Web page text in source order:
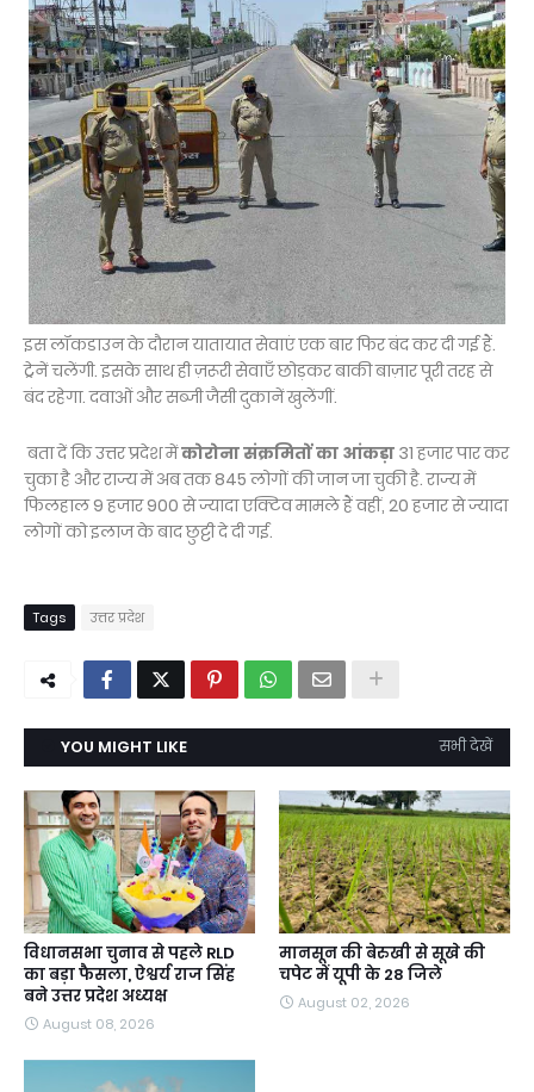
इस लॉकडाउन के दौरान यातायात सेवाएं एक बार फिर बंद कर दी गई हैं.
ट्रेनें चलेंगी. इसके साथ ही ज़रूरी सेवाएँ छोड़कर बाकी बाज़ार पूरी तरह से
बंद रहेगा. दवाओं और सब्जी जैसी दुकानें खुलेंगीं.
बता दें कि उत्तर प्रदेश मेंकोरोना संक्रमितों का आंकड़ा 31 हजार पार कर
चुका है और राज्य में अब तक 845 लोगों की जान जा चुकी है. राज्य में
फिलहाल 9 हजार 900 से ज्यादा एक्टिव मामले हैं वहीं, 20 हजार से ज्यादा
लोगों को इलाज के बाद छुट्टी दे दी गई.
Tags उत्तर प्रदेश
YOU MIGHT LIKE सभी देखें
विधानसभा चुनाव से पहले RLD
का बड़ा फैसला, ऐश्वर्य राज सिंह
बने उत्तर प्रदेश अध्यक्ष
August 08, 2026
मानसून की बेरुखी से सूखे की
चपेट में यूपी के 28 जिले
August 02, 2026